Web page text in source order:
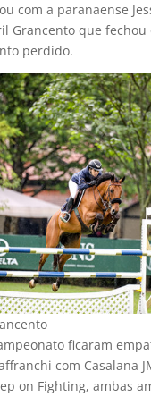
com a paranaense
Grancento que fechou
perdido.
ficaram
com Casalana
on Fighting, ambas